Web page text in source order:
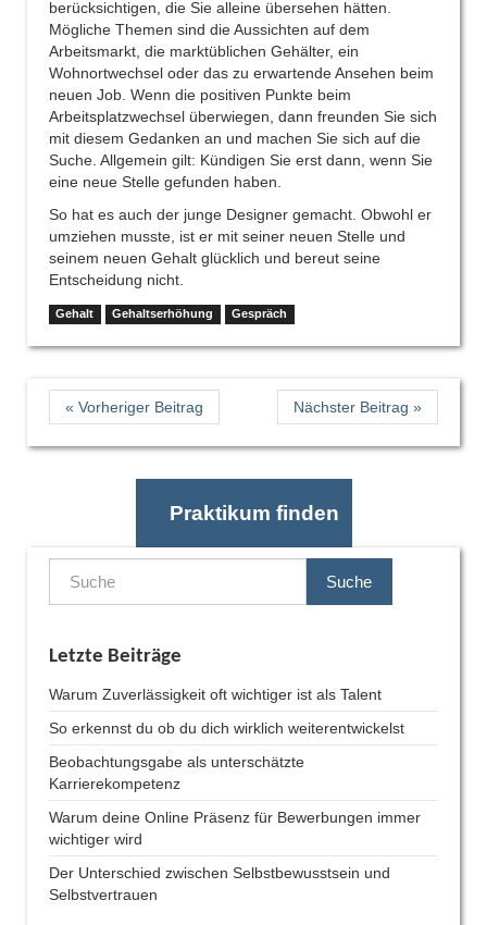
berücksichtigen, die Sie alleine übersehen hätten.
Mögliche Themen sind die Aussichten auf dem
Arbeitsmarkt, die marktüblichen Gehälter, ein
Wohnortwechsel oder das zu erwartende Ansehen beim
neuen Job. Wenn die positiven Punkte beim
Arbeitsplatzwechsel überwiegen, dann freunden Sie sich
mit diesem Gedanken an und machen Sie sich auf die
Suche. Allgemein gilt: Kündigen Sie erst dann, wenn Sie
eine neue Stelle gefunden haben.
So hat es auch der junge Designer gemacht. Obwohl er
umziehen musste, ist er mit seiner neuen Stelle und
seinem neuen Gehalt glücklich und bereut seine
Entscheidung nicht.
Gehalt Gehaltserhöhung Gespräch
« Vorheriger Beitrag Nächster Beitrag »
Praktikum finden
Suche
Letzte Beiträge
Warum Zuverlässigkeit oft wichtiger ist als Talent
So erkennst du ob du dich wirklich weiterentwickelst
Beobachtungsgabe als unterschätzte
Karrierekompetenz
Warum deine Online Präsenz für Bewerbungen immer
wichtiger wird
Der Unterschied zwischen Selbstbewusstsein und
Selbstvertrauen